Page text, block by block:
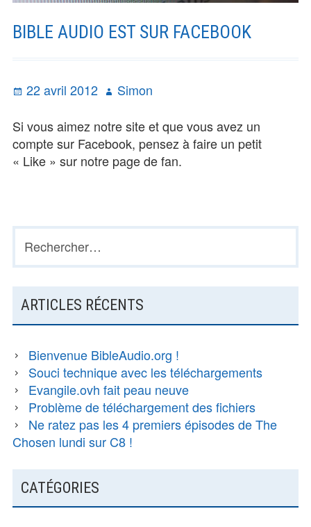
BIBLE AUDIO EST SUR FACEBOOK
Publié
22 avril 2012 Auteur
Simon
Si vous aimez notre site et que vous avez un
compte sur Facebook, pensez à faire un petit
« Like » sur notre page de fan.
LATÉRALE
PRINCIPALE
Rechercher :
ARTICLES RÉCENTS
Bienvenue BibleAudio.org !
Souci technique avec les téléchargements
Evangile.ovh fait peau neuve
Problème de téléchargement des fichiers
Ne ratez pas les 4 premiers épisodes de The
Chosen lundi sur C8 !
CATÉGORIES